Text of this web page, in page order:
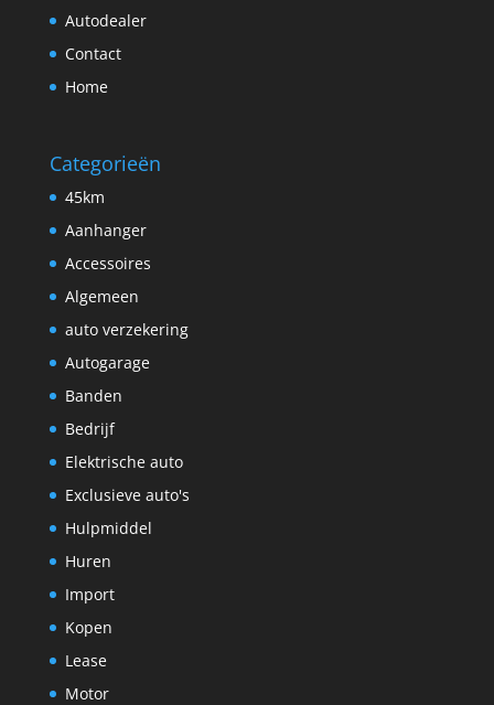
Autodealer
Contact
Home
Categorieën
45km
Aanhanger
Accessoires
Algemeen
auto verzekering
Autogarage
Banden
Bedrijf
Elektrische auto
Exclusieve auto's
Hulpmiddel
Huren
Import
Kopen
Lease
Motor